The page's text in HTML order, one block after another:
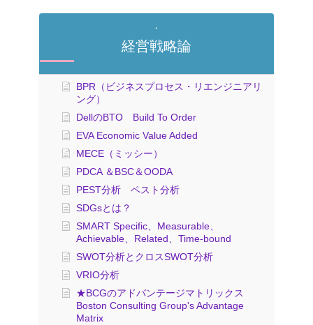
経営戦略論
BPR（ビジネスプロセス・リエンジニアリ
ング）
DellのBTO Build To Order
EVA Economic Value Added
MECE（ミッシー）
PDCA ＆BSC＆OODA
PEST分析 ペスト分析
SDGsとは？
SMART Specific、Measurable、
Achievable、Related、Time-bound
SWOT分析とクロスSWOT分析
VRIO分析
★BCGのアドバンテージマトリックス
Boston Consulting Group's Advantage
Matrix